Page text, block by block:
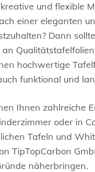
und flexible
einer eleganten
Dann
hochwertige
funktional und
Ihnen zahlreiche
oder in
Tafeln und
TipTopCarbon
näherbringen.